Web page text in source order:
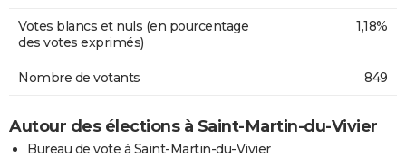
Votes blancs et nuls (en pourcentage
des votes exprimés)
1,18%
Nombre de votants 849
Autour des élections à Saint-Martin-du-Vivier
Bureau de vote à Saint-Martin-du-Vivier